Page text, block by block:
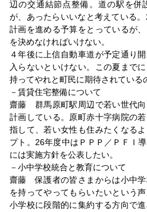
辺の交通結節点整備。道の駅を併
が、あったらいいなと考えている
計画を進める予算をとっているが
を決めなければいけない。
４年後に上信自動車道が予定通り
入らないといけない。この夏まで
持ってやれと町民に期待されている
－賃貸住宅整備について
齋藤 群馬原町駅周辺で若い世代
計画している。原町赤十字病院の
指して、若い女性も住みたくなる
プト。26年度中はＰＰＰ／ＰＦＩ
には実施方針を公表したい。
－小中学校統合と教育について
齋藤 保護者の皆さまからは小中
を持ってやってもらいたいという
小学校に段階的に集約する方向で